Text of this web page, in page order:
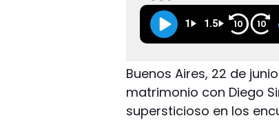
1 1.5 10 10
Buenos Aires, 22 de
matrimonio con Diego
supersticioso en los